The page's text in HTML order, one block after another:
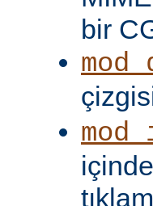
bir